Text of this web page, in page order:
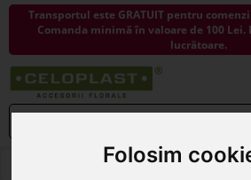
Folosim
Transportul este GRATUIT pentru
Comanda minimă în valoare de 100 Lei.
lucrătoare.
< ÎNAPOI LA FLORI